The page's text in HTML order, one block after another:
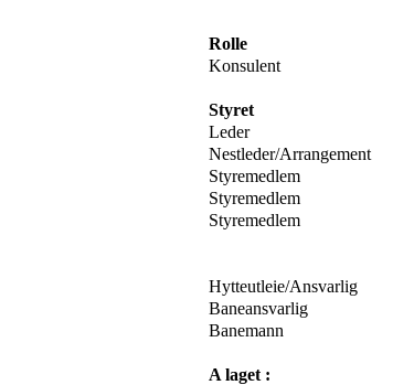
Rolle
Konsulent
Styret
Leder
Nestleder/Arrangement
Styremedlem
Styremedlem
Styremedlem
Hytteutleie/Ansvarlig
Baneansvarlig
Banemann
A laget :